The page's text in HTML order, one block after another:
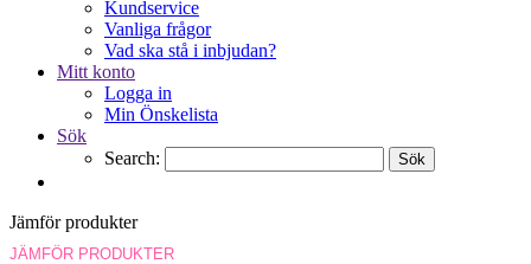
Kundservice
Vanliga frågor
Vad ska stå i inbjudan?
Mitt konto
Logga in
Min Önskelista
Sök
Search:
Sök
Jämför produkter
JÄMFÖR PRODUKTER